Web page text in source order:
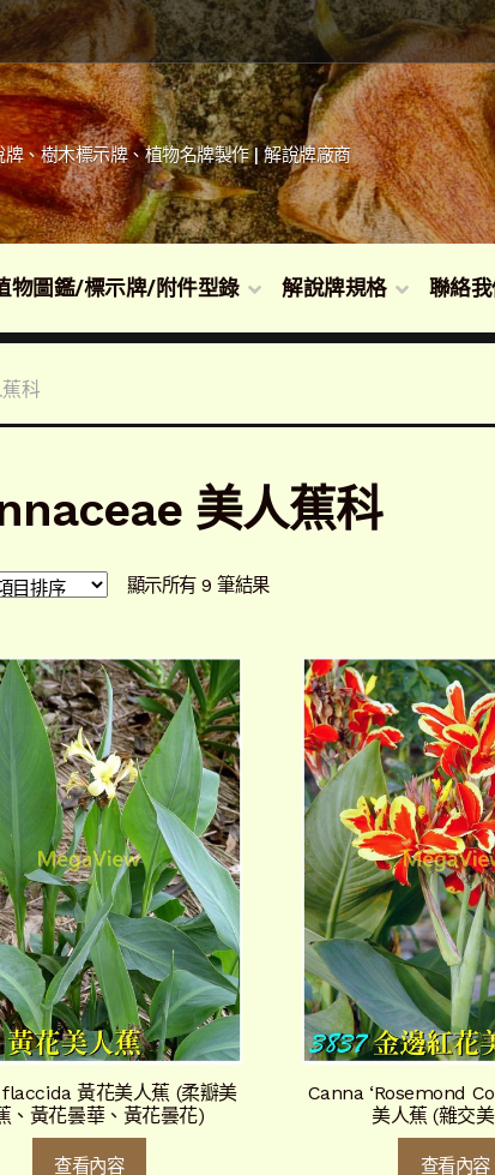
牌、樹木標示牌、植物名牌製作 | 解說牌廠商
物圖鑑/標示牌/附件型錄 解說牌規格 聯絡我
科
美人蕉科
顯示所有 9 筆結果依
黃花美人蕉 (柔瓣美
、黃花曇華、黃花曇花)
查看內容
Canna ‘Rosemond
美人蕉 (雜交
查看內容